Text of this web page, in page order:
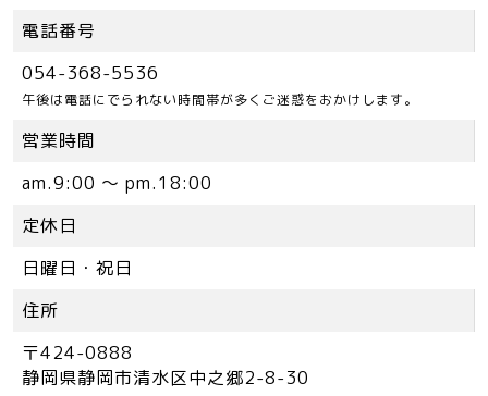
電話番号
054-368-5536
午後は電話にでられない時間帯が多くご迷惑をおかけします。
営業時間
am.9:00 ～ pm.18:00
定休日
日曜日・祝日
住所
〒424-0888
静岡県静岡市清水区中之郷2-8-30